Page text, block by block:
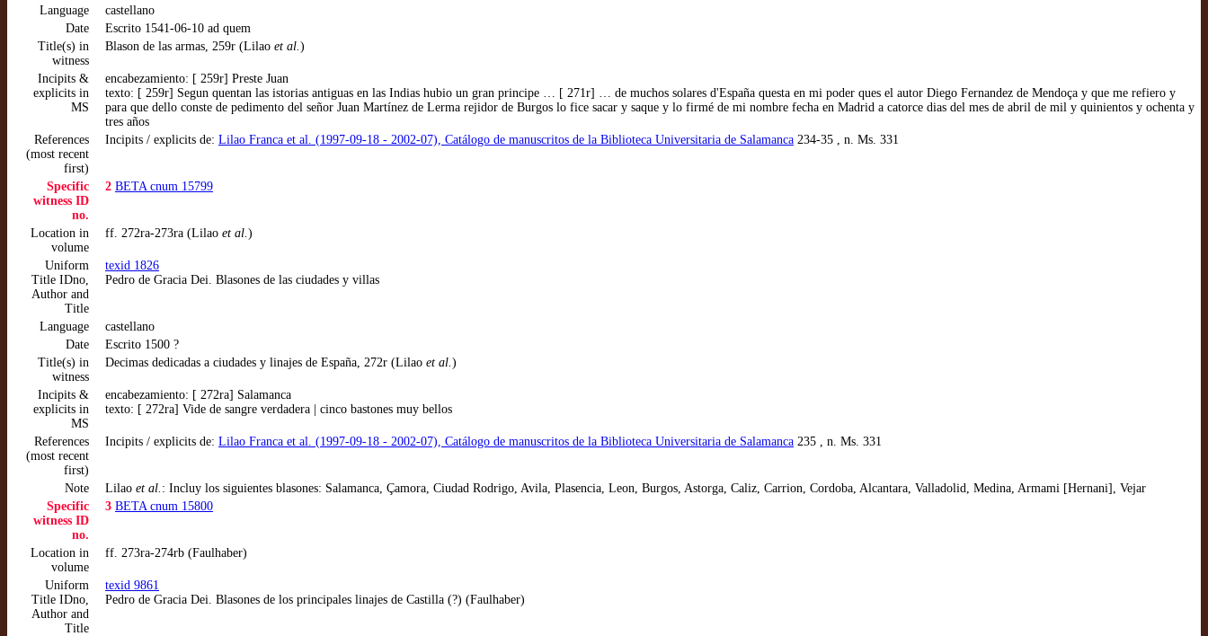
Language
castellano
Date
Escrito 1541-06-10 ad quem
Title(s) in
witness
Blason de las armas, 259r (Lilao et al.)
Incipits &
explicits in
MS
encabezamiento: [ 259r] Preste Juan
texto: [ 259r] Segun quentan las istorias antiguas en las Indias hubio un gran principe … [ 271r] … de muchos solares d'España questa en mi poder ques el autor Diego Fernandez de Mendoça y que me refiero y
para que dello conste de pedimento del señor Juan Martínez de Lerma rejidor de Burgos lo fice sacar y saque y lo firmé de mi nombre fecha en Madrid a catorce dias del mes de abril de mil y quinientos y ochenta y
tres años
References
(most recent
first)
Incipits / explicits de: Lilao Franca et al. (1997-09-18 - 2002-07), Catálogo de manuscritos de la Biblioteca Universitaria de Salamanca 234-35 , n. Ms. 331
Specific
witness ID
no.
2 BETA cnum 15799
Location in
volume
ff. 272ra-273ra (Lilao et al.)
Uniform
Title IDno,
Author and
Title
texid 1826
Pedro de Gracia Dei. Blasones de las ciudades y villas
Language
castellano
Date
Escrito 1500 ?
Title(s) in
witness
Decimas dedicadas a ciudades y linajes de España, 272r (Lilao et al.)
Incipits &
explicits in
MS
encabezamiento: [ 272ra] Salamanca
texto: [ 272ra] Vide de sangre verdadera | cinco bastones muy bellos
References
(most recent
first)
Incipits / explicits de: Lilao Franca et al. (1997-09-18 - 2002-07), Catálogo de manuscritos de la Biblioteca Universitaria de Salamanca 235 , n. Ms. 331
Note Lilao et al. : Incluy los siguientes blasones: Salamanca, Çamora, Ciudad Rodrigo, Avila, Plasencia, Leon, Burgos, Astorga, Caliz, Carrion, Cordoba, Alcantara, Valladolid, Medina, Armami [Hernani], Vejar
Specific
witness ID
no.
3 BETA cnum 15800
Location in
volume
ff. 273ra-274rb (Faulhaber)
Uniform
Title IDno,
Author and
Title
texid 9861
Pedro de Gracia Dei. Blasones de los principales linajes de Castilla (?) (Faulhaber)